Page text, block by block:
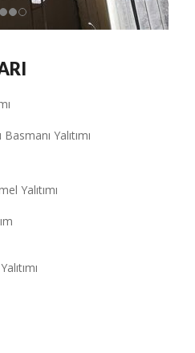
Yalıtımı
Yalıtımı